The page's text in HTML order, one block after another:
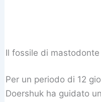
Il fossile di
Per un periodo di 12
Doershuk ha guidato